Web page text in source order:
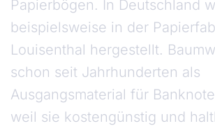
Papierbögen. In Deutschland
beispielsweise in der
Louisenthal hergestellt.
schon seit Jahrhunderten als
Ausgangsmaterial für
weil sie kostengünstig und